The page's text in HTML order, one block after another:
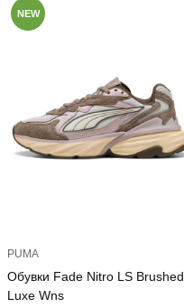
NEW
PUMA
Обувки Fade Nitro LS Brushed
Luxe Wns